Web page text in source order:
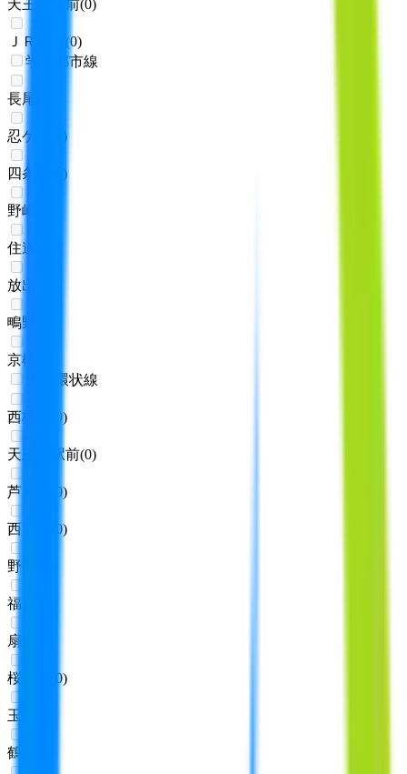
天王寺駅前(0)
ＪＲ難波 (0)
学研都市線
長尾
忍ケ丘 )
四条畷 )
野崎
住道
放出
鴫野
京橋
大阪環状線
西梅田 0)
天王寺駅前(0)
芦原橋 0)
西九条 0)
野田
福島
扇町
桜ノ宮 0)
玉造
鶴橋